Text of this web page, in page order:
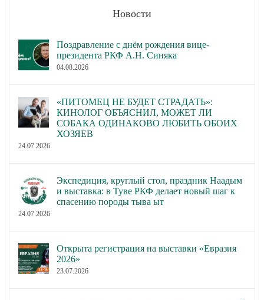
Новости
Поздравление с днём рождения вице-
президента РКФ А.Н. Синяка
04.08.2026
«ПИТОМЕЦ НЕ БУДЕТ СТРАДАТЬ»:
КИНОЛОГ ОБЪЯСНИЛ, МОЖЕТ ЛИ
СОБАКА ОДИНАКОВО ЛЮБИТЬ ОБОИХ
ХОЗЯЕВ
24.07.2026
Экспедиция, круглый стол, праздник Наадым
и выставка: в Туве РКФ делает новый шаг к
спасению породы тыва ыт
24.07.2026
Открыта регистрация на выставки «Евразия
2026»
23.07.2026